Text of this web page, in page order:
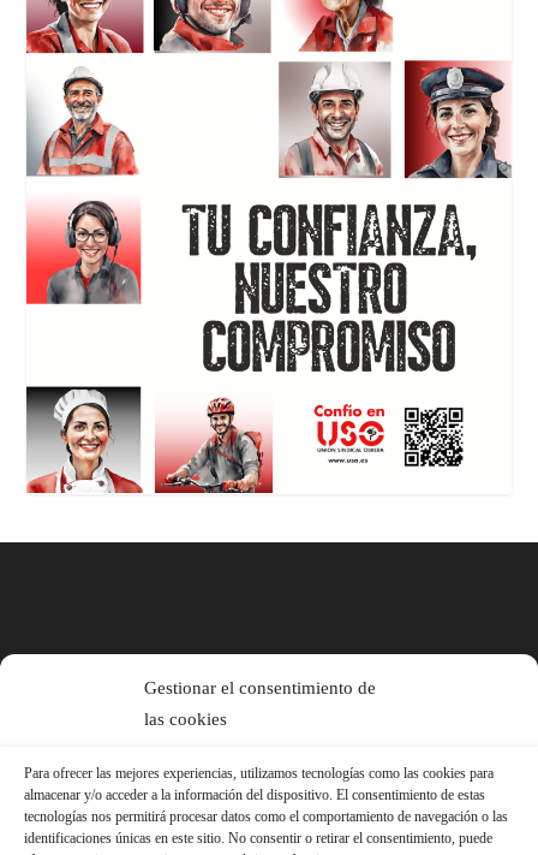
Gestionar el consentimiento de
las cookies
Para ofrecer las mejores experiencias, utilizamos tecnologías como las cookies para
almacenar y/o acceder a la información del dispositivo. El consentimiento de estas
tecnologías nos permitirá procesar datos como el comportamiento de navegación o las
identificaciones únicas en este sitio. No consentir o retirar el consentimiento, puede